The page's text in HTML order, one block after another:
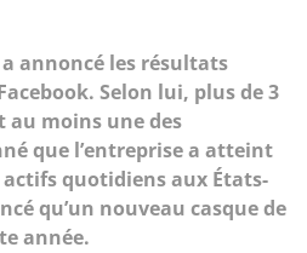
annoncé les résultats
Selon lui, plus de 3
moins une des
que l’entreprise a atteint
quotidiens aux États-
qu’un nouveau casque de
année.